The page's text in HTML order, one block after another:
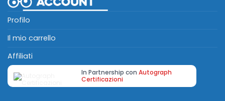
Profilo
Il mio carrello
Affiliati
In Partnership con Autograph
Certificazioni